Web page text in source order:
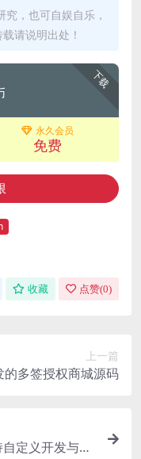
，也可自娱自乐，
请说明出处！
下载
永久会员
免费
收藏 点赞(0)
上一篇
多签授权商城源码
定义开发与部